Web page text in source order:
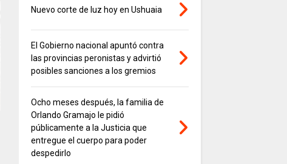
Nuevo corte de luz hoy en Ushuaia
El Gobierno nacional apuntó contra
las provincias peronistas y advirtió
posibles sanciones a los gremios
Ocho meses después, la familia de
Orlando Gramajo le pidió
públicamente a la Justicia que
entregue el cuerpo para poder
despedirlo